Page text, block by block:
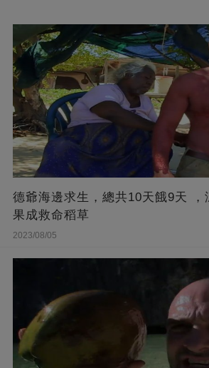
德爺海邊求生，總共10天餓9天 ，
果成救命稻草
2023/08/05